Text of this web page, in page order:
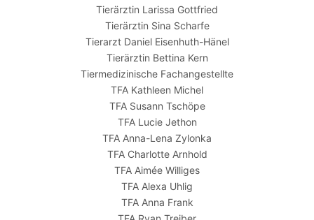
Tierärztin Larissa Gottfried
Tierärztin Sina Scharfe
Tierarzt Daniel Eisenhuth-Hänel
Tierärztin Bettina Kern
Tiermedizinische Fachangestellte
TFA Kathleen Michel
TFA Susann Tschöpe
TFA Lucie Jethon
TFA Anna-Lena Zylonka
TFA Charlotte Arnhold
TFA Aimée Williges
TFA Alexa Uhlig
TFA Anna Frank